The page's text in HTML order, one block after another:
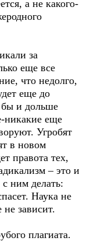
а не какого-
за
еще все
что недолго,
еще до
бы и дольше
никакие еще
Угробят
в новом
правота тех,
– это и
с ним делать:
Наука не
зависит.
плагиата.